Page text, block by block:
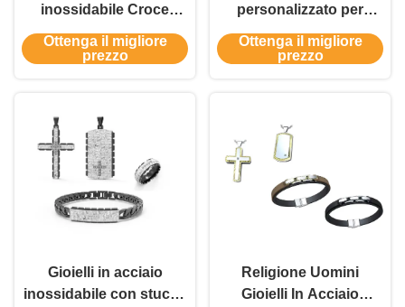
inossidabile Croce
Gioielli Oro Argento
Nero Hip Hop Maschile
Ottenga il migliore
prezzo
personalizzato per
l'orologio e per il
braccialetto per gioielli
Ottenga il migliore
prezzo
Gioielli in acciaio
inossidabile con stucco
Religione Uomini
Gioielli In Acciaio